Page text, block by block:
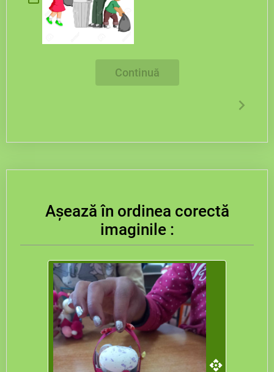
Continuă
Așează în ordinea corectă
imaginile :